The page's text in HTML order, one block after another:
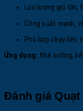
Lưu lượng gió lớn,
Công suất mạnh,
Phù hợp chạy liên
Ứng dụng: Nhà xưởng,
Đánh giá Quạt